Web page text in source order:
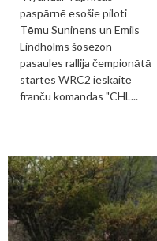
paspārnē esošie piloti
Tēmu Suninens un Emils
Lindholms šosezon
pasaules rallija čempionātā
startēs WRC2 ieskaitē
franču komandas "CHL...